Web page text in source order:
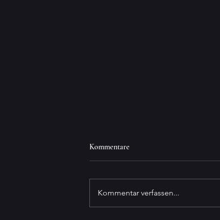
Updates ...
Kommentare
Kommentar verfassen...